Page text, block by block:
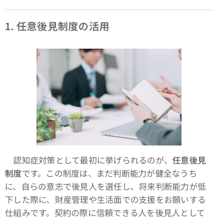
1. 任意後見制度の活用
認知症対策として最初に挙げられるのが、任意後見
制度です。この制度は、まだ判断能力が健全なうち
に、自らの意志で後見人を選任し、将来判断能力が低
下した際に、財産管理や生活面での支援をお願いする
仕組みです。契約の際に信頼できる人を後見人として